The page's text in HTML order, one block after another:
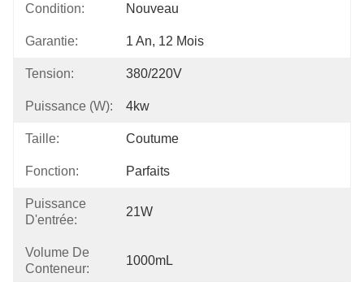
Condition: Nouveau
Garantie: 1 An, 12 Mois
Tension: 380/220V
Puissance (w): 4kw
Taille: Coutume
Fonction: Parfaits
Puissance
D'entrée:
21W
Volume De
Conteneur:
1000mL